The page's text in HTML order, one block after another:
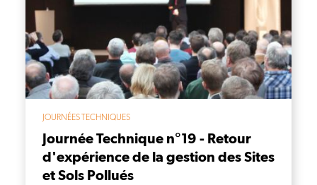
JOURNÉES TECHNIQUES
Journée Technique n°19 - Retour
d'expérience de la gestion des Sites
et Sols Pollués